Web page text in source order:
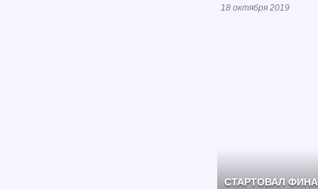
18 октября 2019
СТАРТОВАЛ